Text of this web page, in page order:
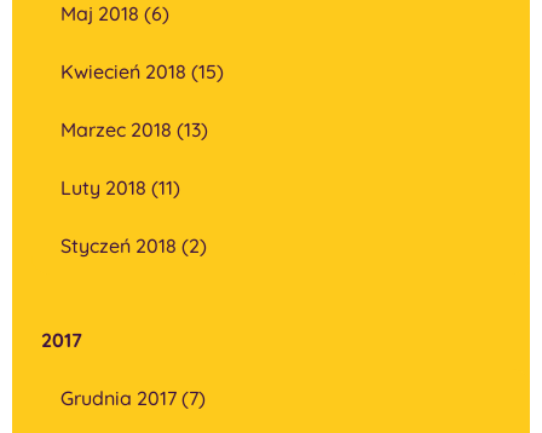
Maj 2018 (6)
Kwiecień 2018 (15)
Marzec 2018 (13)
Luty 2018 (11)
Styczeń 2018 (2)
2017
Grudnia 2017 (7)